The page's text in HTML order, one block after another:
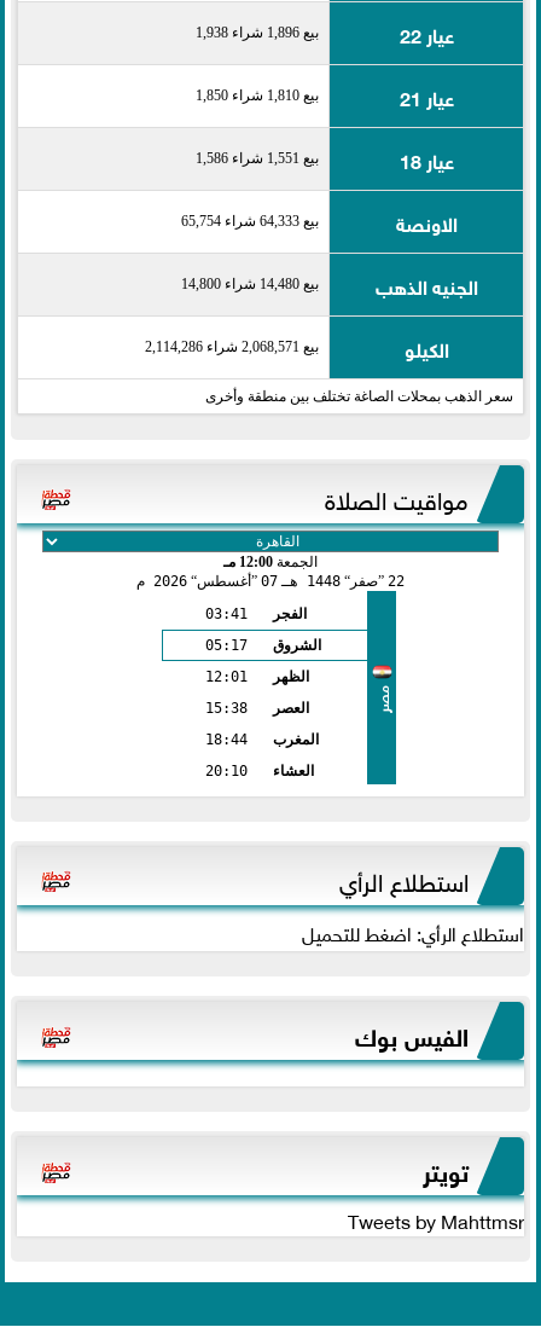
عيار 22 بيع 1,896 شراء 1,938
عيار 21 بيع 1,810 شراء 1,850
عيار 18 بيع 1,551 شراء 1,586
الاونصة بيع 64,333 شراء 65,754
الجنيه الذهب بيع 14,480 شراء 14,800
الكيلو بيع 2,068,571 شراء 2,114,286
سعر الذهب بمحلات الصاغة تختلف بين منطقة وأخرى
مواقيت الصلاة
الجمعة 12:00 مـ
22 صفر 1448 هـ 07 أغسطس 2026 م
مصر
الفجر
03:41
الشروق
05:17
الظهر
12:01
العصر
15:38
المغرب
18:44
العشاء
20:10
استطلاع الرأي
استطلاع الرأي: اضغط للتحميل
الفيس بوك
تويتر
Tweets by Mahttmsr